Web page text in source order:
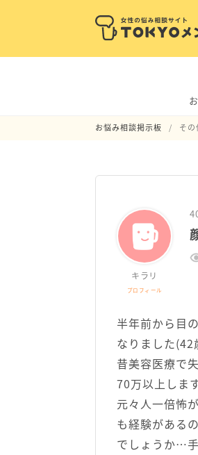
お悩み相談掲示板 そ
キラリ
プロフィール
半年前から目
なりました(42
昔美容医療で
70万以上します
元々人一倍怖
も経験がある
でしょうか…